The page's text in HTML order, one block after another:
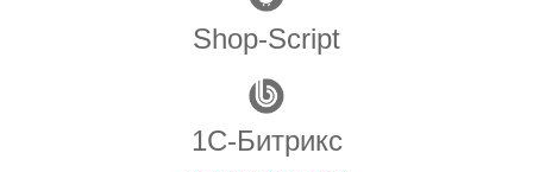
Shop-Script
1С-Битрикс